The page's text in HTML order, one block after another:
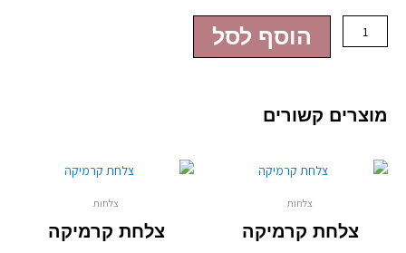
כמות
של
מעוטרת
הוסף לסל
מוצרים קשורים
צלחות
צלחת קרמיקה
צלחות
צלחת קרמיקה